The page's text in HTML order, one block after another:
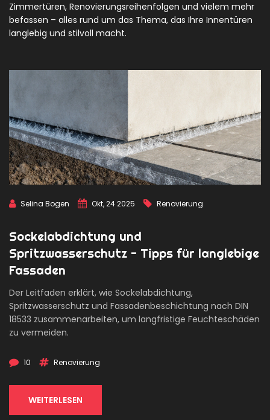
Zimmertüren, Renovierungsreihenfolgen und vielem mehr
befassen – alles rund um das Thema, das Ihre Innentüren
langlebig und stilvoll macht.
Selina Bogen Okt, 24 2025 Renovierung
Sockelabdichtung und
Spritzwasserschutz - Tipps für langlebige
Fassaden
Der Leitfaden erklärt, wie Sockelabdichtung,
Spritzwasserschutz und Fassadenbeschichtung nach DIN
18533 zusammenarbeiten, um langfristige Feuchteschäden
zu vermeiden.
10 Renovierung
WEITERLESEN